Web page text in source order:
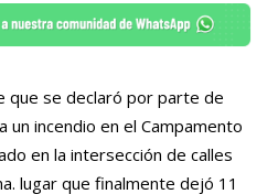
que se declaró por parte de
incendio en el Campamento
en la intersección de calles
lugar que finalmente dejó 11